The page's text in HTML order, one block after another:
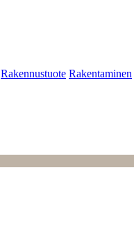
Rakennustuote Rakentaminen